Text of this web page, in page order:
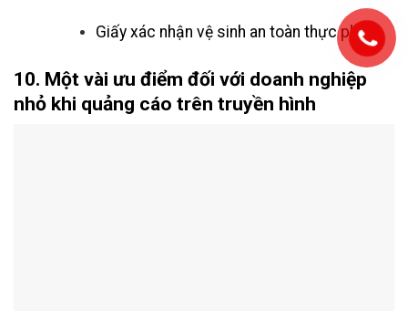
Giấy xác nhận vệ sinh an toàn thực phẩm.
10. Một vài ưu điểm đối với doanh nghiệp
nhỏ khi quảng cáo trên truyền hình